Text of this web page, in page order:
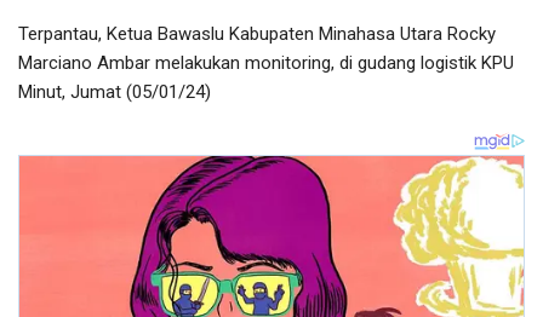
Terpantau, Ketua Bawaslu Kabupaten Minahasa Utara Rocky
Marciano Ambar melakukan monitoring, di gudang logistik KPU
Minut, Jumat (05/01/24)